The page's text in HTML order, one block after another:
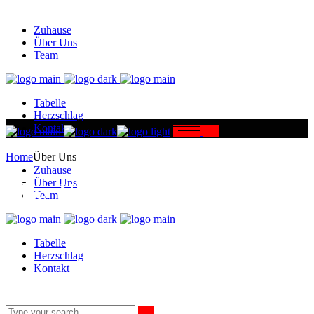
Zuhause
Über Uns
Team
Tabelle
Herzschlag
Kontakt
Zuhause
Über Uns
Team
Tabelle
Herzschlag
Kontakt
HomeÜber Uns
Über Uns